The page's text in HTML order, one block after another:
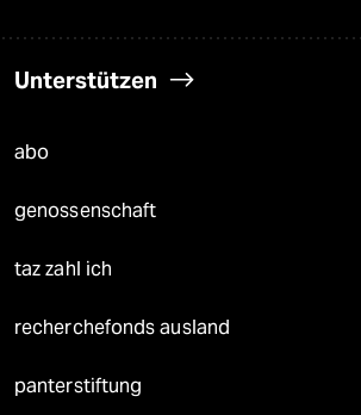
Unterstützen
abo
genossenschaft
taz zahl ich
recherchefonds ausland
panterstiftung